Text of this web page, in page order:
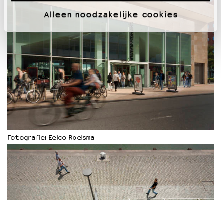
Alleen noodzakelijke cookies
Fotografie: Eelco Roelsma